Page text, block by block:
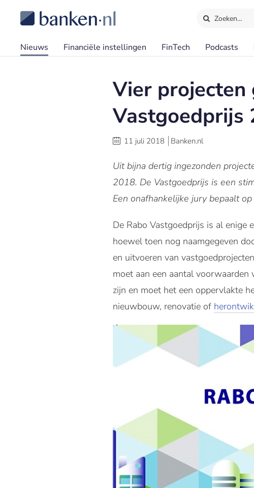
Zoeken…
Nieuws Financiële instellingen FinTech Podcasts
Vier projecten
Vastgoedprijs
11 juli 2018 Banken.nl
Uit bijna dertig ingezonden
2018. De Vastgoedprijs is een
Een onafhankelijke jury bepaalt
De Rabo Vastgoedprijs is al
hoewel toen nog naamgegeven
en uitvoeren van
moet aan een aantal
zijn en moet het een oppervlakte
nieuwbouw, renovatie of